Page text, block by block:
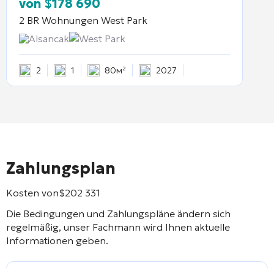
von $178 690
2 BR Wohnungen West Park
Alsancak
West Park
2 1 80м² 2027
Zahlungsplan
Kosten von$202 331
Die Bedingungen und Zahlungspläne ändern sich
regelmäßig, unser Fachmann wird Ihnen aktuelle
Informationen geben.